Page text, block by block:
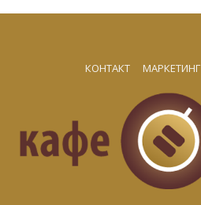
КОНТАКТ МАРКЕТИНГ